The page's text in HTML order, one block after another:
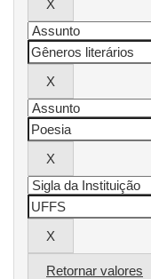
Retornar valores